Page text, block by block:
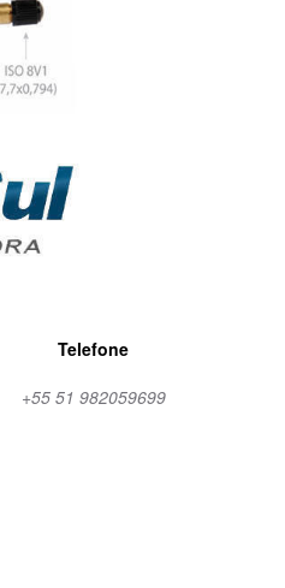
Telefone
+55 51 982059699